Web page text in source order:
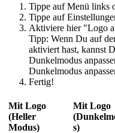
Tippe auf Menü links
Tippe auf
Aktiviere hier "Logo
Tipp: Wenn Du auf
aktiviert hast, kannst
Dunkelmodus
Dunkelmodus
Fertig!
Mit Logo
(Heller
Modus)
Mit Logo
s)